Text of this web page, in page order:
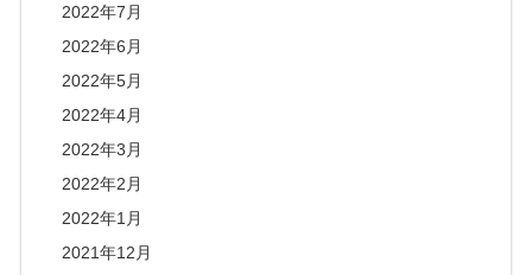
2022年7月
2022年6月
2022年5月
2022年4月
2022年3月
2022年2月
2022年1月
2021年12月